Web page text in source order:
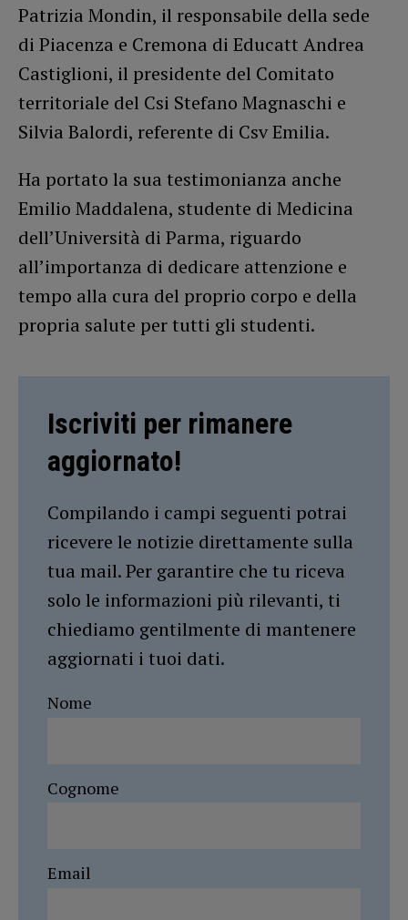
Patrizia Mondin, il responsabile della sede
di Piacenza e Cremona di Educatt Andrea
Castiglioni, il presidente del Comitato
territoriale del Csi Stefano Magnaschi e
Silvia Balordi, referente di Csv Emilia.
Ha portato la sua testimonianza anche
Emilio Maddalena, studente di Medicina
dell’Università di Parma, riguardo
all’importanza di dedicare attenzione e
tempo alla cura del proprio corpo e della
propria salute per tutti gli studenti.
Iscriviti per rimanere
aggiornato!
Compilando i campi seguenti potrai
ricevere le notizie direttamente sulla
tua mail. Per garantire che tu riceva
solo le informazioni più rilevanti, ti
chiediamo gentilmente di mantenere
aggiornati i tuoi dati.
Nome
Cognome
Email